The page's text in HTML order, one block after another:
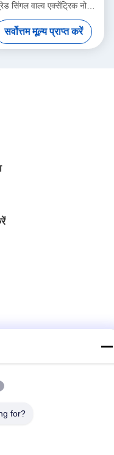
सिंगल वाल्व एक्सेंट्रिक नोज
फ्लोट शू तेल क्षेत्र सीमेंटिंग
अनुप्रयोगों के लिए समर्पित
सर्वोत्तम मूल्य प्राप्त करें
जियांगसू प्रांत, चीन
मैप
कॉपीराइट © 2023-2026
for?